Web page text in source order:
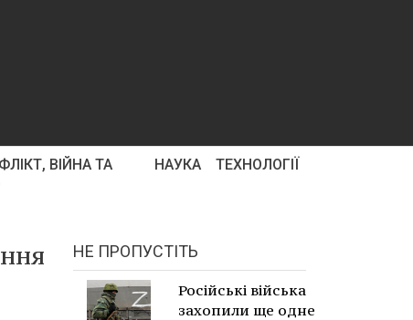
ВІЙНА ТА
НАУКА ТЕХНОЛОГІЇ
НЕ ПРОПУСТІТЬ
Російські війська
захопили ще одне